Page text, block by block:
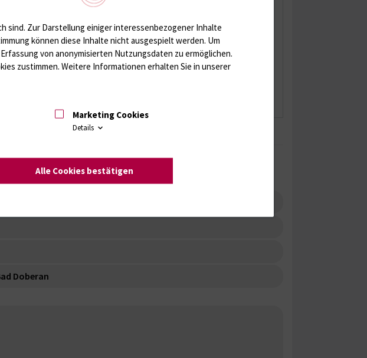
Bad Doberan
0381 494 2280
Rostock
Doberan
sind. Zur Darstellung einiger interessenbezogener Inhalte
können diese Inhalte nicht ausgespielt werden. Um
von anonymisierten Nutzungsdaten zu ermöglichen.
zustimmen. Weitere Informationen erhalten Sie in unserer
Marketing Cookies
Details
Alle Cookies bestätigen